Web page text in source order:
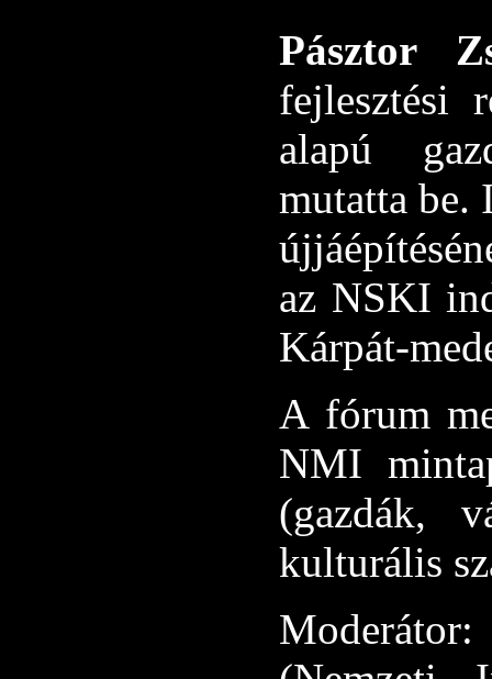
Pásztor
fejlesztési
alapú
mutatta be.
az NSKI
Kárpát-
A fórum
NMI
(gazdák,
kulturális